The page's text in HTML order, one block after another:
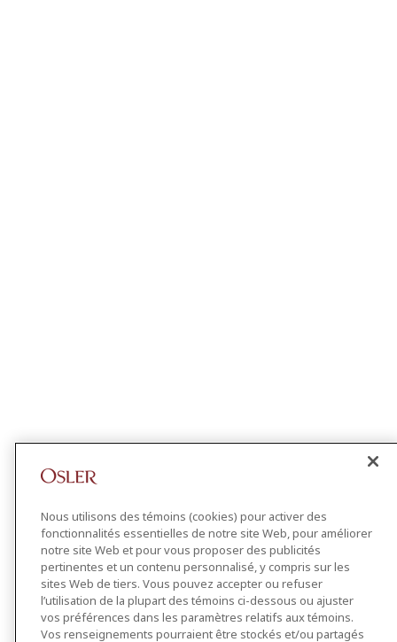
Nous utilisons des témoins (cookies) pour activer des
fonctionnalités essentielles de notre site Web, pour améliorer
notre site Web et pour vous proposer des publicités
pertinentes et un contenu personnalisé, y compris sur les
sites Web de tiers. Vous pouvez accepter ou refuser
l’utilisation de la plupart des témoins ci-dessous ou ajuster
vos préférences dans les paramètres relatifs aux témoins.
Vos renseignements pourraient être stockés et/ou partagés